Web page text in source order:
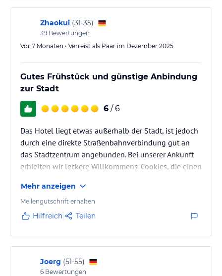
Zhaokui (31-35)
39 Bewertungen
Vor 7 Monaten • Verreist als Paar im Dezember 2025
Gutes Frühstück und günstige Anbindung
zur Stadt
6 / 6
Das Hotel liegt etwas außerhalb der Stadt, ist jedoch
durch eine direkte Straßenbahnverbindung gut an
das Stadtzentrum angebunden. Bei unserer Ankunft
erhielten wir leckere Willkommens‑Cookies, die einen
das Frühstück war ein großer Pluspunkt, da es eine
vielfältige Auswahl bot und den Start in den Tag
besonders angenehm machte.
Mehr anzeigen
Meilengutschrift erhalten
Hilfreich Teilen
Joerg (51-55)
6 Bewertungen